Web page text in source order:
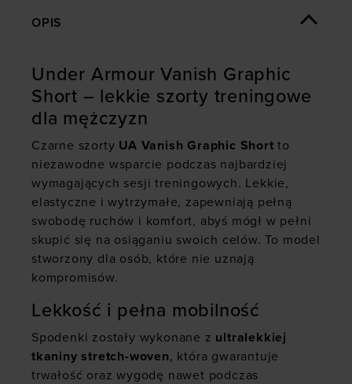
OPIS
Under Armour Vanish Graphic
Short – lekkie szorty treningowe
dla mężczyzn
Czarne szorty UA Vanish Graphic Short to
niezawodne wsparcie podczas najbardziej
wymagających sesji treningowych. Lekkie,
elastyczne i wytrzymałe, zapewniają pełną
swobodę ruchów i komfort, abyś mógł w pełni
skupić się na osiąganiu swoich celów. To model
stworzony dla osób, które nie uznają
kompromisów.
Lekkość i pełna mobilność
Spodenki zostały wykonane z ultralekkiej
tkaniny stretch-woven, która gwarantuje
trwałość oraz wygodę nawet podczas